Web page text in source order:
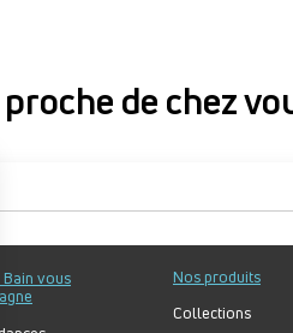
de chez
de chez vous
Bain vous
Nos produits
Collections